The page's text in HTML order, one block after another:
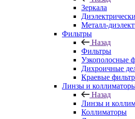
Зеркала
Металл-
Фильтры
Назад
Фильтры
Узкополосные
Дихроичные
Краевые
Линзы и
Назад
Линзы и
Коллиматоры